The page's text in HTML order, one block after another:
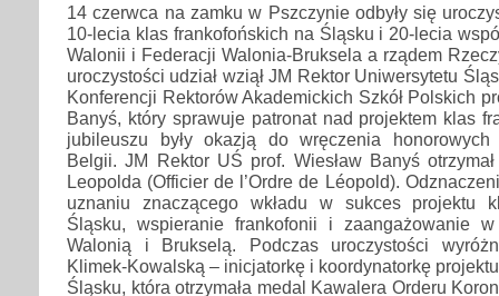
14 czerwca na zamku w Pszczynie odbyły się
10-lecia klas frankofońskich na Śląsku i 20-lecia
Walonii i Federacji Walonia-Bruksela a rządem
uroczystości udział wziął JM Rektor Uniwersytetu
Konferencji Rektorów Akademickich Szkół Polskich
Banyś, który sprawuje patronat nad projektem klas
jubileuszu były okazją do wręczenia honorowych
Belgii. JM Rektor UŚ prof. Wiesław Banyś
Leopolda (Officier de l’Ordre de Léopold).
uznaniu znaczącego wkładu w sukces projektu
Śląsku, wspieranie frankofonii i zaangażowanie
Walonią i Brukselą. Podczas uroczystości
Klimek-Kowalską – inicjatorkę i koordynatorkę
Śląsku, która otrzymała medal Kawalera Orderu